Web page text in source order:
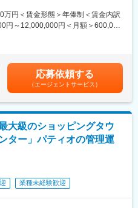
新規顧客が現関与先や金融機関から
の高さを裏付けています。
の全体研修や月1～3回の専門研修
した研修制度も準備しておりま
務
するのは拠点長1人となります。そ
業務はありませんが、案件のマネ
領した資料のデータ化、資料整
大型案件については審査部にて審
の契約、経費の支払いなど）
件は審査部で審査チェックを行いま
損害賠償保険に加えて、大型の損
万円＜賃金形態＞年俸制＜賃金内訳
円～12,000,000円＜月額＞600,000
則継続されます。※その他、インセ
員報酬を支給します。（上位平均
上）賃金はあくまでも目安の金額
可能性があります。月給(月額)は固
応募依頼する
（エージェントサービス）
大級のショッピングタウ
ター」パティオの管理運
業種未経験歓迎